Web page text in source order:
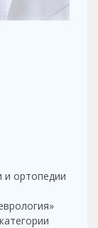
и ортопедии